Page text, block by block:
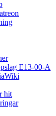
E13-00-A
hit